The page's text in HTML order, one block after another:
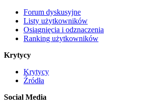
Forum dyskusyjne
Listy użytkowników
Osiągnięcia i odznaczenia
Ranking użytkowników
Krytycy
Krytycy
Źródła
Social Media